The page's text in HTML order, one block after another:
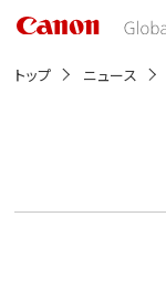
動
トップ ニュース